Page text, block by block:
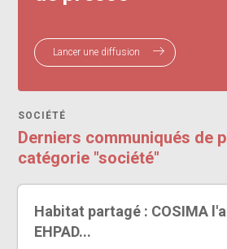
Lancer une diffusion
SOCIÉTÉ
Derniers communiqués de
catégorie "société"
Habitat partagé : COSIMA
EHPAD...